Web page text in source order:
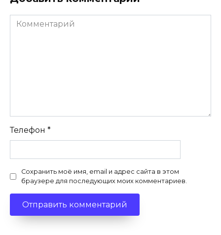
Комментарий
Телефон *
Сохранить моё имя, email и адрес сайта в этом
браузере для последующих моих комментариев.